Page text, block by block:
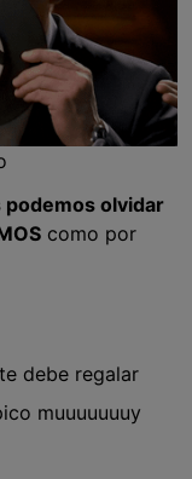
podemos olvidar
como por
debe regalar
muuuuuuuy